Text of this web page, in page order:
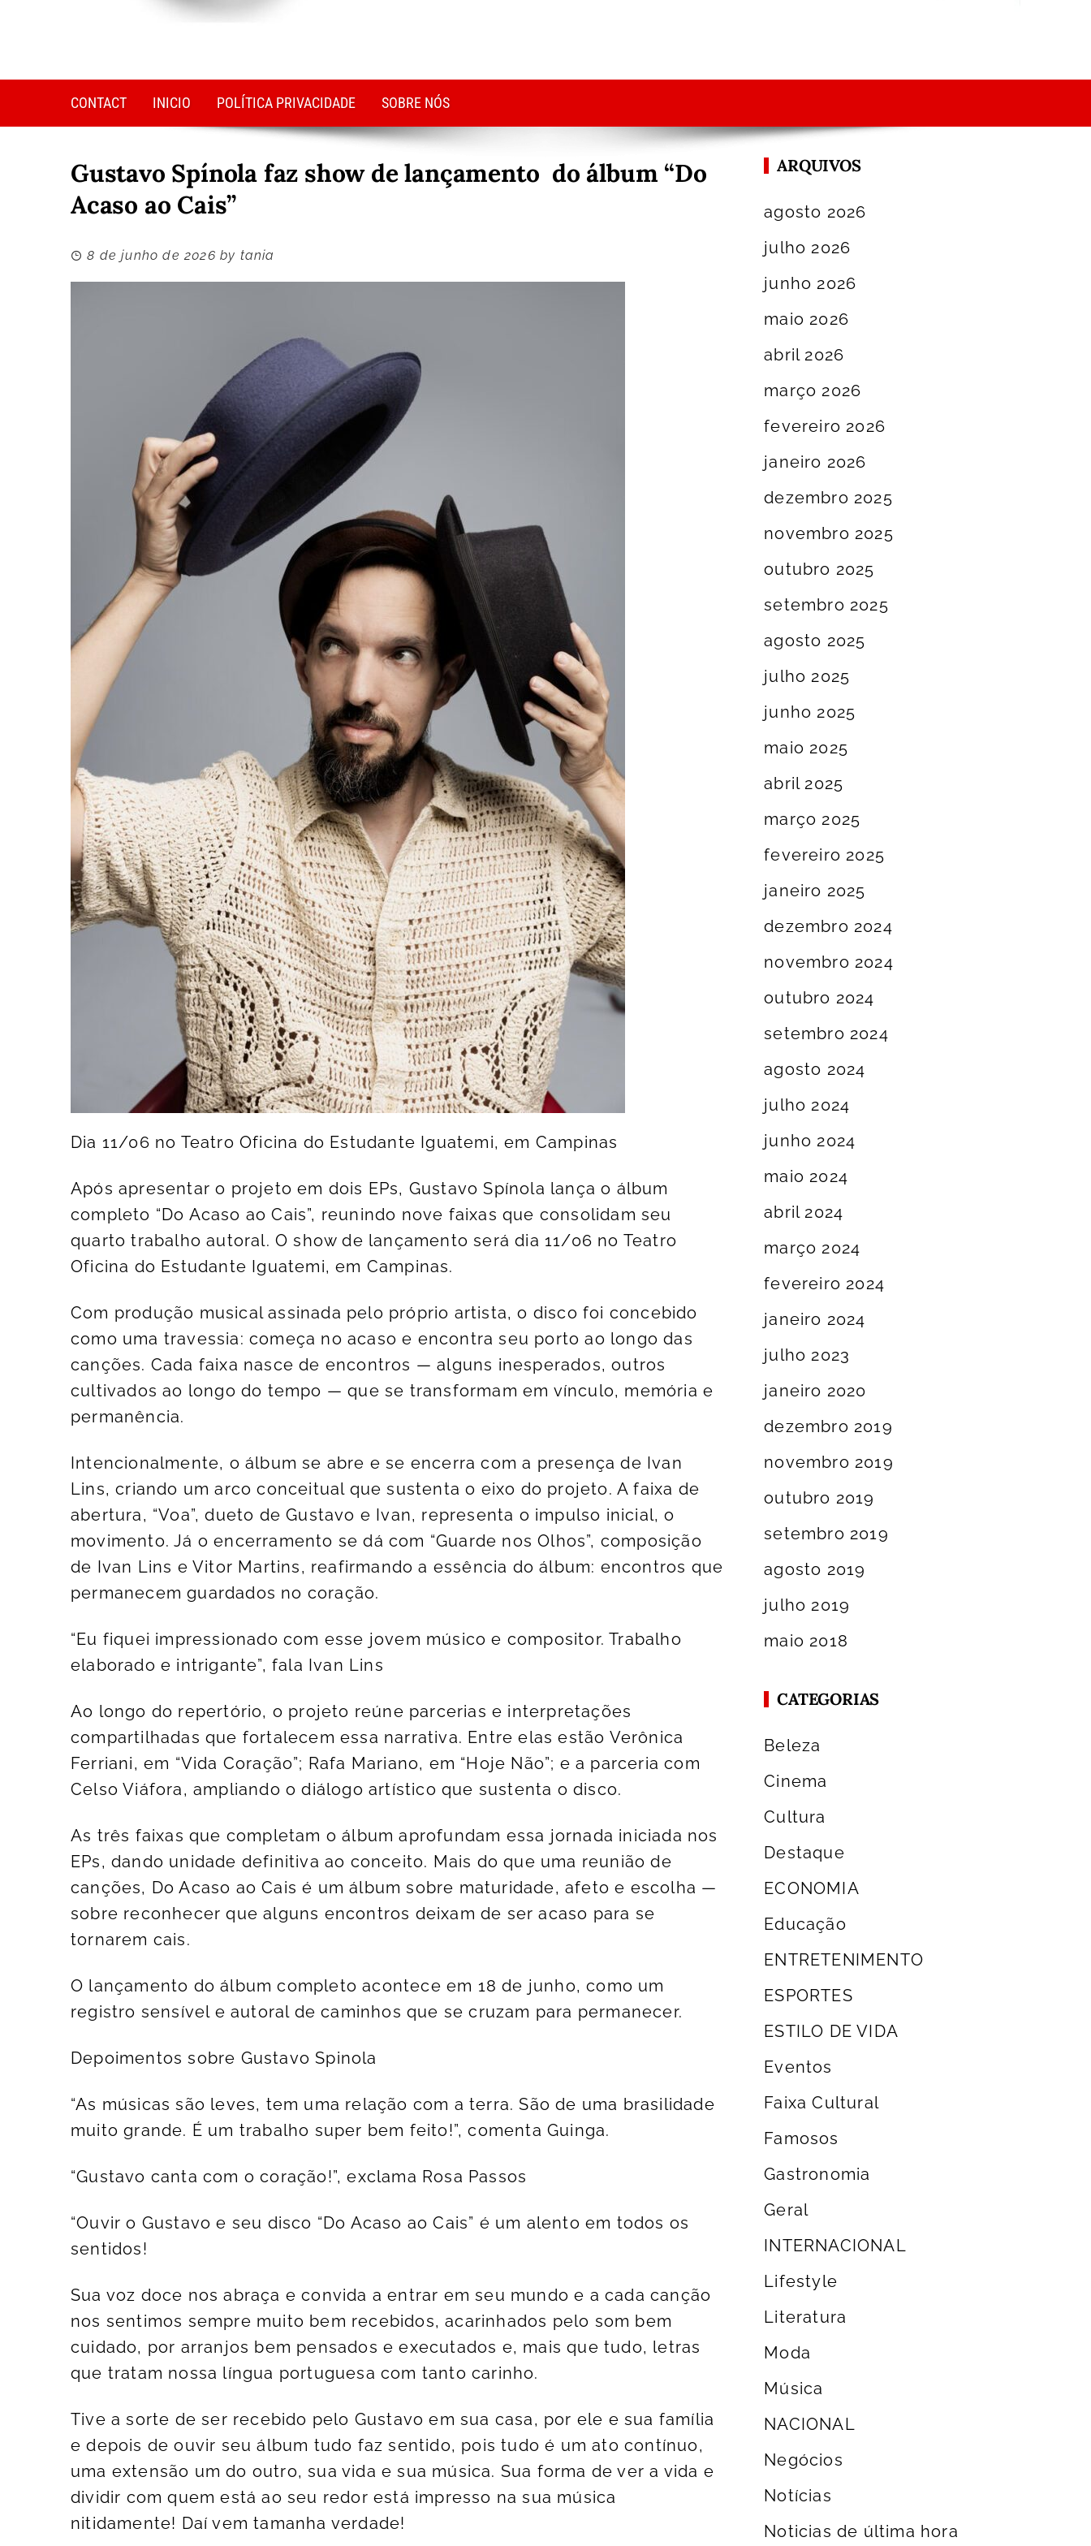
CONTACT INICIO POLÍTICA PRIVACIDADE SOBRE NÓS
Gustavo Spínola faz show de lançamento do álbum “Do
Acaso ao Cais”
8 de junho de 2026 by tania
Dia 11/06 no Teatro Oficina do Estudante Iguatemi, em Campinas
Após apresentar o projeto em dois EPs, Gustavo Spínola lança o álbum
completo “Do Acaso ao Cais”, reunindo nove faixas que consolidam seu
quarto trabalho autoral. O show de lançamento será dia 11/06 no Teatro
Oficina do Estudante Iguatemi, em Campinas.
Com produção musical assinada pelo próprio artista, o disco foi concebido
como uma travessia: começa no acaso e encontra seu porto ao longo das
canções. Cada faixa nasce de encontros — alguns inesperados, outros
cultivados ao longo do tempo — que se transformam em vínculo, memória e
permanência.
Intencionalmente, o álbum se abre e se encerra com a presença de Ivan
Lins, criando um arco conceitual que sustenta o eixo do projeto. A faixa de
abertura, “Voa”, dueto de Gustavo e Ivan, representa o impulso inicial, o
movimento. Já o encerramento se dá com “Guarde nos Olhos”, composição
de Ivan Lins e Vitor Martins, reafirmando a essência do álbum: encontros que
permanecem guardados no coração.
“Eu fiquei impressionado com esse jovem músico e compositor. Trabalho
elaborado e intrigante”, fala Ivan Lins
Ao longo do repertório, o projeto reúne parcerias e interpretações
compartilhadas que fortalecem essa narrativa. Entre elas estão Verônica
Ferriani, em “Vida Coração”; Rafa Mariano, em “Hoje Não”; e a parceria com
Celso Viáfora, ampliando o diálogo artístico que sustenta o disco.
As três faixas que completam o álbum aprofundam essa jornada iniciada nos
EPs, dando unidade definitiva ao conceito. Mais do que uma reunião de
canções, Do Acaso ao Cais é um álbum sobre maturidade, afeto e escolha —
sobre reconhecer que alguns encontros deixam de ser acaso para se
tornarem cais.
O lançamento do álbum completo acontece em 18 de junho, como um
registro sensível e autoral de caminhos que se cruzam para permanecer.
Depoimentos sobre Gustavo Spinola
“As músicas são leves, tem uma relação com a terra. São de uma brasilidade
muito grande. É um trabalho super bem feito!”, comenta Guinga.
“Gustavo canta com o coração!”, exclama Rosa Passos
“Ouvir o Gustavo e seu disco “Do Acaso ao Cais” é um alento em todos os
sentidos!
Sua voz doce nos abraça e convida a entrar em seu mundo e a cada canção
nos sentimos sempre muito bem recebidos, acarinhados pelo som bem
cuidado, por arranjos bem pensados e executados e, mais que tudo, letras
que tratam nossa língua portuguesa com tanto carinho.
Tive a sorte de ser recebido pelo Gustavo em sua casa, por ele e sua família
e depois de ouvir seu álbum tudo faz sentido, pois tudo é um ato contínuo,
uma extensão um do outro, sua vida e sua música. Sua forma de ver a vida e
dividir com quem está ao seu redor está impresso na sua música
nitidamente! Daí vem tamanha verdade!
ARQUIVOS
agosto 2026
julho 2026
junho 2026
maio 2026
abril 2026
março 2026
fevereiro 2026
janeiro 2026
dezembro 2025
novembro 2025
outubro 2025
setembro 2025
agosto 2025
julho 2025
junho 2025
maio 2025
abril 2025
março 2025
fevereiro 2025
janeiro 2025
dezembro 2024
novembro 2024
outubro 2024
setembro 2024
agosto 2024
julho 2024
junho 2024
maio 2024
abril 2024
março 2024
fevereiro 2024
janeiro 2024
julho 2023
janeiro 2020
dezembro 2019
novembro 2019
outubro 2019
setembro 2019
agosto 2019
julho 2019
maio 2018
CATEGORIAS
Beleza
Cinema
Cultura
Destaque
ECONOMIA
Educação
ENTRETENIMENTO
ESPORTES
ESTILO DE VIDA
Eventos
Faixa Cultural
Famosos
Gastronomia
Geral
INTERNACIONAL
Lifestyle
Literatura
Moda
Música
NACIONAL
Negócios
Notícias
Noticias de última hora